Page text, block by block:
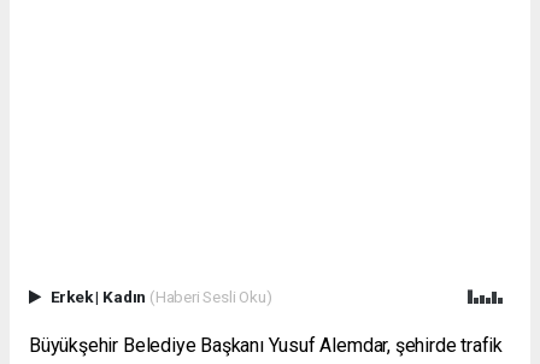
Erkek| Kadın (Haberi Sesli Oku)
Büyükşehir Belediye Başkanı Yusuf Alemdar, şehirde trafik